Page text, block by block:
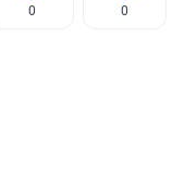
0 0